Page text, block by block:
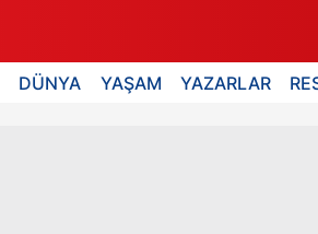
DÜNYA YAŞAM YAZARLAR